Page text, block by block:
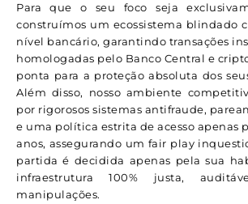
Para que o seu foco seja
construímos um ecossistema blindado
nível bancário, garantindo transações
homologadas pelo Banco Central e
ponta para a proteção absoluta dos
Além disso, nosso ambiente
por rigorosos sistemas antifraude,
e uma política estrita de acesso apenas
anos, assegurando um fair play
partida é decidida apenas pela sua
infraestrutura 100% justa,
manipulações.